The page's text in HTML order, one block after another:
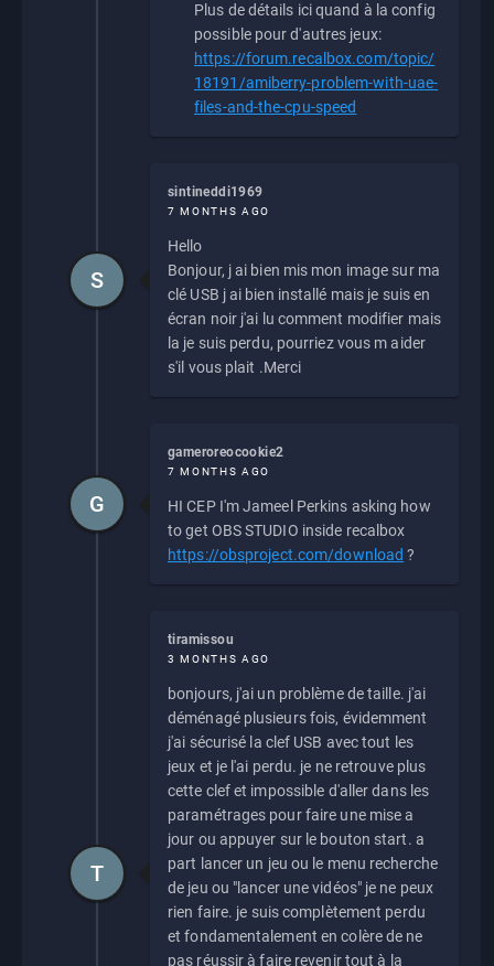
Plus de détails ici quand à la config
possible pour d'autres jeux:
https://forum.recalbox.com/topic/
18191/amiberry-problem-with-uae-
files-and-the-cpu-speed
sintineddi1969
7 MONTHS AGO
Hello
Bonjour, j ai bien mis mon image sur ma
clé USB j ai bien installé mais je suis en
écran noir j'ai lu comment modifier mais
la je suis perdu, pourriez vous m aider
s'il vous plait .Merci
S
gameroreocookie2
7 MONTHS AGO
HI CEP I'm Jameel Perkins asking how
to get OBS STUDIO inside recalbox
https://obsproject.com/download ?
G
tiramissou
3 MONTHS AGO
bonjours, j'ai un problème de taille. j'ai
déménagé plusieurs fois, évidemment
j'ai sécurisé la clef USB avec tout les
jeux et je l'ai perdu. je ne retrouve plus
cette clef et impossible d'aller dans les
paramétrages pour faire une mise a
jour ou appuyer sur le bouton start. a
part lancer un jeu ou le menu recherche
de jeu ou "lancer une vidéos" je ne peux
rien faire. je suis complètement perdu
et fondamentalement en colère de ne
pas réussir à faire revenir tout à la
T